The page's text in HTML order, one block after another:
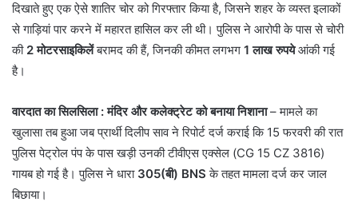
दिखाते हुए एक ऐसे शातिर चोर को गिरफ्तार किया है, जिसने शहर के व्यस्त इलाकों
से गाड़ियां पार करने में महारत हासिल कर ली थी। पुलिस ने आरोपी के पास से चोरी
की 2 मोटरसाइकिलेंबरामद की हैं, जिनकी कीमत लगभग 1 लाख रुपयेआंकी गई
है।
वारदात का सिलसिला : मंदिर और कलेक्ट्रेट को बनाया निशाना– ​मामले का
खुलासा तब हुआ जब प्रार्थी दिलीप साव ने रिपोर्ट दर्ज कराई कि 15 फरवरी की रात
पुलिस पेट्रोल पंप के पास खड़ी उनकी टीवीएस एक्सेल (CG 15 CZ 3816)
गायब हो गई है। पुलिस ने धारा 305(बी) BNS के तहत मामला दर्ज कर जाल
बिछाया।